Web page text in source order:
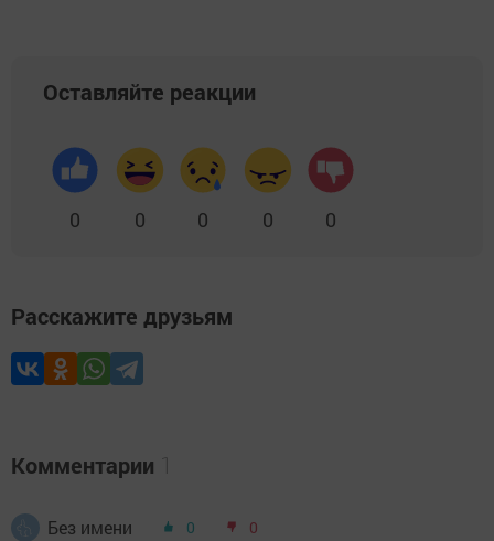
Оставляйте реакции
0 0 0 0 0
Расскажите друзьям
Комментарии
Без имени 0 0